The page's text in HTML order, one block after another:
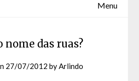
Menu
nome das ruas?
27/07/2012 byArlindo